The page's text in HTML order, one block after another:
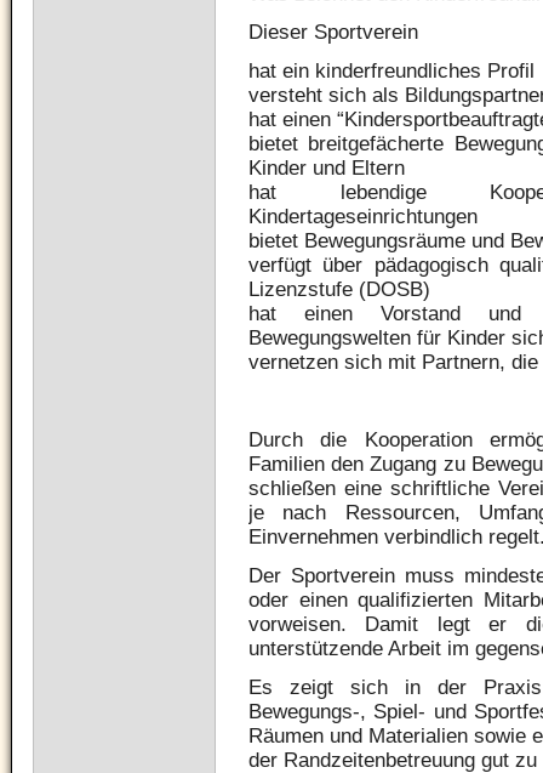
Dieser Sportverein
hat ein kinderfreundliches Profil
versteht sich als
hat einen
bietet breitgefächerte
Kinder und Eltern
hat lebendige
Kindertageseinrichtungen
bietet Bewegungsräume und
verfügt über pädagogisch
Lizenzstufe (DOSB)
hat einen Vorstand und
Bewegungswelten für Kinder
vernetzen sich mit Partnern,
Durch die Kooperation
Familien den Zugang zu
schließen eine schriftliche
je nach Ressourcen,
Einvernehmen verbindlich
Der Sportverein muss
oder einen qualifizierten
vorweisen. Damit legt er
unterstützende Arbeit im
Es zeigt sich in der
Bewegungs-, Spiel- und
Räumen und Materialien sowie
der Randzeitenbetreuung gut